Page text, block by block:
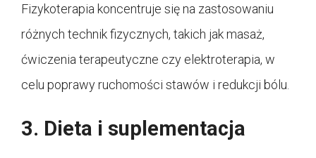
Fizykoterapia koncentruje się na zastosowaniu
różnych technik fizycznych, takich jak masaż,
ćwiczenia terapeutyczne czy elektroterapia, w
celu poprawy ruchomości stawów i redukcji bólu.
3. Dieta i suplementacja